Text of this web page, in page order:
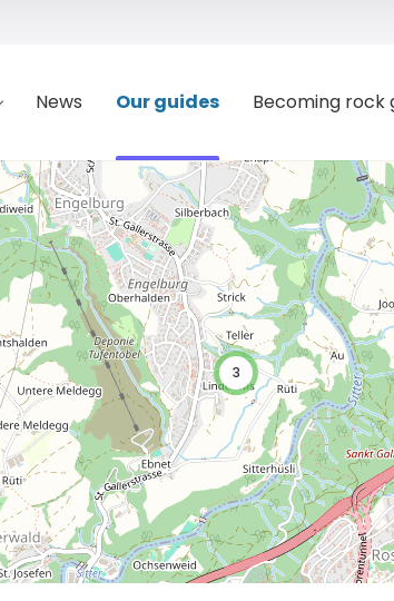
News Our guides Becoming rock
3